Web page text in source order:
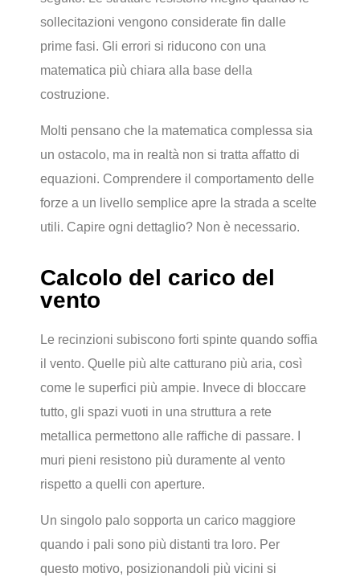
sollecitazioni vengono considerate fin dalle
prime fasi. Gli errori si riducono con una
matematica più chiara alla base della
costruzione.
Molti pensano che la matematica complessa sia
un ostacolo, ma in realtà non si tratta affatto di
equazioni. Comprendere il comportamento delle
forze a un livello semplice apre la strada a scelte
utili. Capire ogni dettaglio? Non è necessario.
Calcolo del carico del
vento
Le recinzioni subiscono forti spinte quando soffia
il vento. Quelle più alte catturano più aria, così
come le superfici più ampie. Invece di bloccare
tutto, gli spazi vuoti in una struttura a rete
metallica permettono alle raffiche di passare. I
muri pieni resistono più duramente al vento
rispetto a quelli con aperture.
Un singolo palo sopporta un carico maggiore
quando i pali sono più distanti tra loro. Per
questo motivo, posizionandoli più vicini si